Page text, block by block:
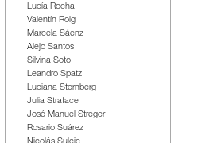
Lucía Rocha
Valentín Roig
Marcela Sáenz
Alejo Santos
Silvina Soto
Leandro Spatz
Luciana Sternberg
Julia Straface
José Manuel Streger
Rosario Suárez